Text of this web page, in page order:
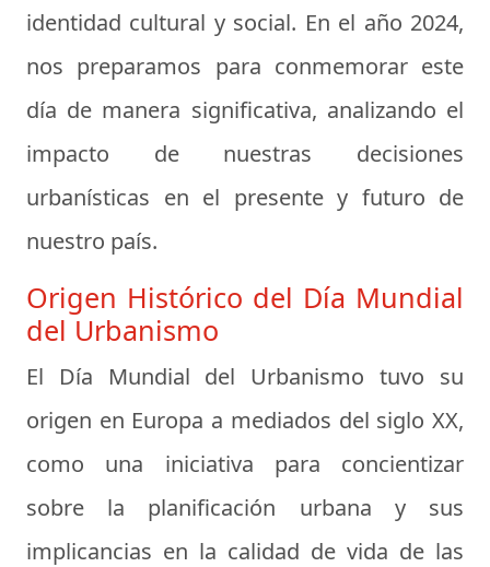
identidad cultural y social. En el año 2024,
nos preparamos para conmemorar este
día de manera significativa, analizando el
impacto de nuestras decisiones
urbanísticas en el presente y futuro de
nuestro país.
Origen Histórico del Día Mundial
del Urbanismo
El Día Mundial del Urbanismo tuvo su
origen en Europa a mediados del siglo XX,
como una iniciativa para concientizar
sobre la planificación urbana y sus
implicancias en la calidad de vida de las